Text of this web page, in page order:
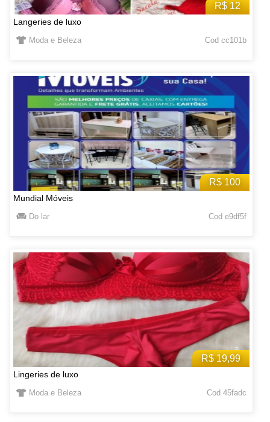
R$ 12
Langeries de luxo
Moda e Beleza Cod cc101b
R$ 100
Mundial Móveis
Do lar Cod e9df5f
R$ 19,99
Lingeries de luxo
Moda e Beleza Cod 45fadc